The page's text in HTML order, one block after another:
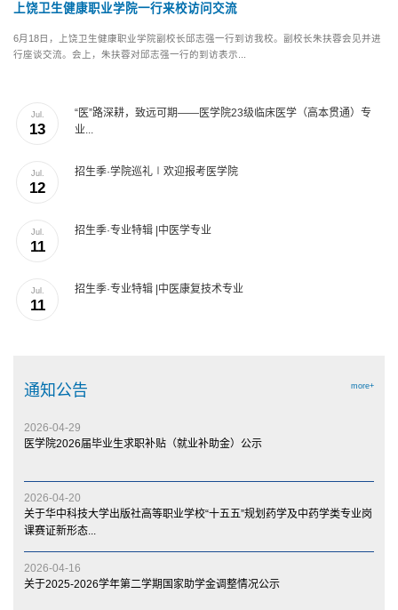
上饶卫生健康职业学院一行来校访问交流
6月18日，上饶卫生健康职业学院副校长邱志强一行到访我校。副校长朱扶蓉会见并进
行座谈交流。会上，朱扶蓉对邱志强一行的到访表示...
Jul.
13
“医”路深耕，致远可期——医学院23级临床医学（高本贯通）专
业...
Jul.
12
招生季·学院巡礼∣欢迎报考医学院
Jul.
11
招生季·专业特辑 |中医学专业
Jul.
11
招生季·专业特辑 |中医康复技术专业
通知公告 more+
2026-06-26
2026-2027学年第一学期医学院教材选用公示
2026-06-10
关于2026届优秀毕业生和优秀实习生奖学金的公示
2026-05-14
病理标本识别大赛公示
2026-04-29
医学院2026届毕业生求职补贴（就业补助金）公示
2026-04-20
关于华中科技大学出版社高等职业学校“十五五”规划药学及中药学类专业岗
课赛证新形态...
2026-04-16
关于2025-2026学年第二学期国家助学金调整情况公示
2026-04-10
关于医学院召开2026年采购项目询价会的通知
2026-04-03
关于金建文等5名拟推荐参与中国医药科技出版社全国高等职业教育智慧健
康养老服务与管理...
2025-12-09
转发福建医科大学关于2025年高职本科转段选拔考试公示拟录取名单的通